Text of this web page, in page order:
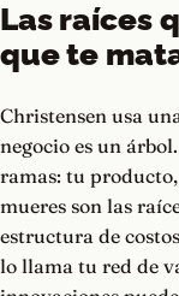
Las raíces
que te
Christensen usa
negocio es un
ramas: tu
mueres son las
estructura de
lo llama tu red de